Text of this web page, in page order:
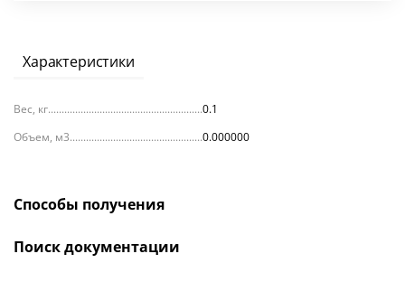
Характеристики
Вес, кг
0.1
Объем, м3
0.000000
Способы получения
Поиск документации